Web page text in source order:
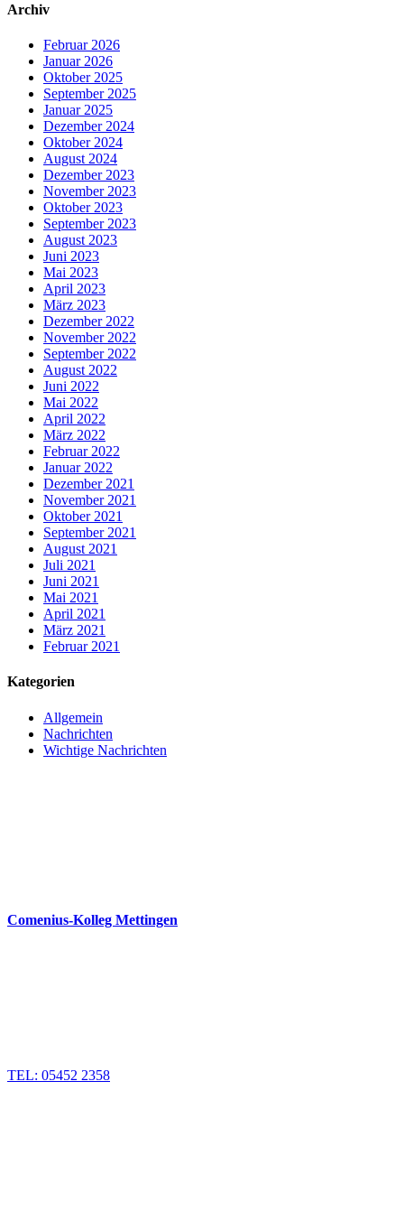
Archiv
Februar 2026
Januar 2026
Oktober 2025
September 2025
Januar 2025
Dezember 2024
Oktober 2024
August 2024
Dezember 2023
November 2023
Oktober 2023
September 2023
August 2023
Juni 2023
Mai 2023
April 2023
März 2023
Dezember 2022
November 2022
September 2022
August 2022
Juni 2022
Mai 2022
April 2022
März 2022
Februar 2022
Januar 2022
Dezember 2021
November 2021
Oktober 2021
September 2021
August 2021
Juli 2021
Juni 2021
Mai 2021
April 2021
März 2021
Februar 2021
Kategorien
Allgemein
Nachrichten
Wichtige Nachrichten
Comenius-Kolleg Mettingen
TEL: 05452 2358